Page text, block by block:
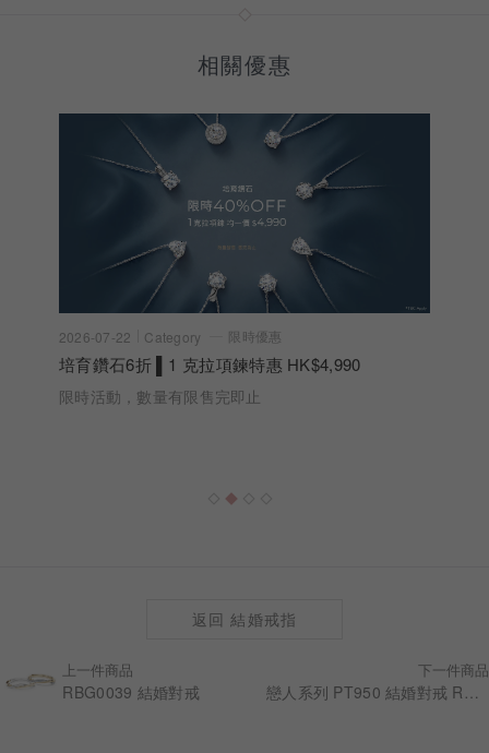
相關優惠
2026-07-22 Category 限時優惠
培育鑽石6折 ▌1 克拉項鍊特惠 HK$4,990
限時活動，數量有限售完即止
上一件商品
RBG0039 結婚對戒
下一件商品
返回 結婚戒指